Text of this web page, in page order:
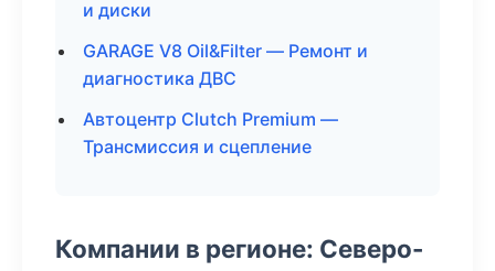
и диски
GARAGE V8 Oil&Filter — Ремонт и
диагностика ДВС
Автоцентр Clutch Premium —
Трансмиссия и сцепление
Компании в регионе: Северо-